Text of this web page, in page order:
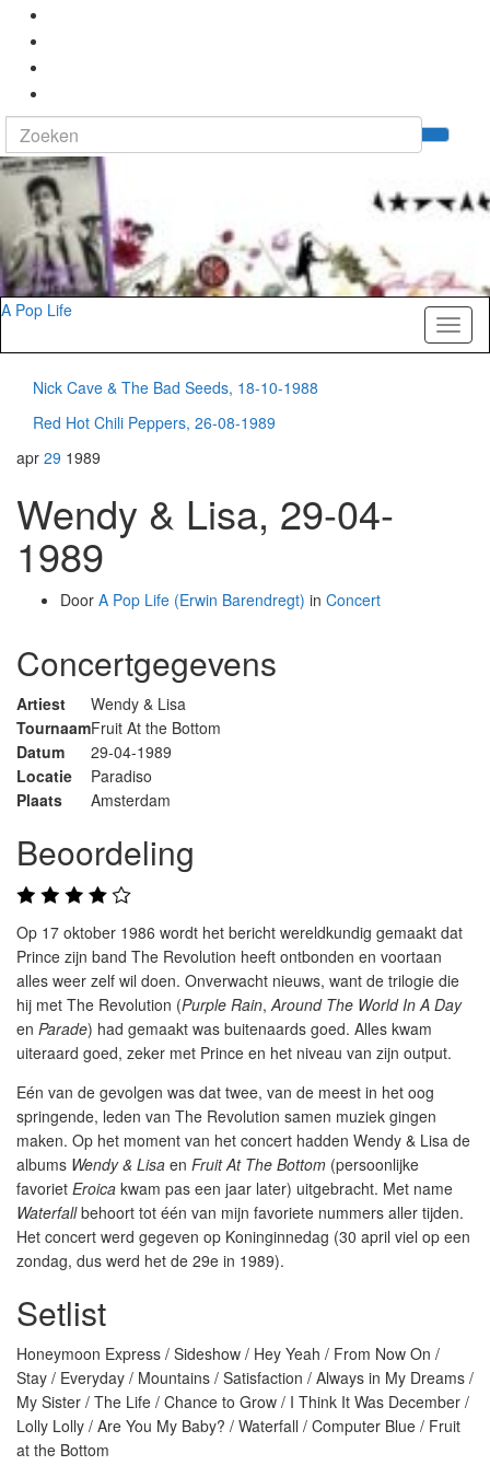
Search
for:
A Pop Life
Nick Cave & The Bad Seeds, 18-10-1988
Red Hot Chili Peppers, 26-08-1989
apr 29 1989
Wendy & Lisa, 29-04-
1989
Door A Pop Life (Erwin Barendregt) in Concert
Concertgegevens
Artiest
Wendy & Lisa
TournaamFruit At the Bottom
Datum
29-04-1989
Locatie
Paradiso
Plaats
Amsterdam
Beoordeling
Op 17 oktober 1986 wordt het bericht wereldkundig gemaakt dat
Prince zijn band The Revolution heeft ontbonden en voortaan
alles weer zelf wil doen. Onverwacht nieuws, want de trilogie die
hij met The Revolution (Purple Rain,Around The World In A Day
en Parade) had gemaakt was buitenaards goed. Alles kwam
uiteraard goed, zeker met Prince en het niveau van zijn output.
Eén van de gevolgen was dat twee, van de meest in het oog
springende, leden van The Revolution samen muziek gingen
maken. Op het moment van het concert hadden Wendy & Lisa de
albums Wendy & Lisa en Fruit At The Bottom (persoonlijke
favoriet Eroica kwam pas een jaar later) uitgebracht. Met name
Waterfallbehoort tot één van mijn favoriete nummers aller tijden.
Het concert werd gegeven op Koninginnedag (30 april viel op een
zondag, dus werd het de 29e in 1989).
Setlist
Honeymoon Express / Sideshow / Hey Yeah / From Now On /
Stay / Everyday / Mountains / Satisfaction / Always in My Dreams /
My Sister / The Life / Chance to Grow / I Think It Was December /
Lolly Lolly / Are You My Baby? / Waterfall / Computer Blue / Fruit
at the Bottom